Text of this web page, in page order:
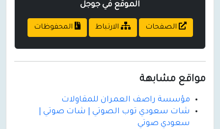
الموقع في جوجل
الصفحات الارتباط المحفوظات
مواقع مشابهة
مؤسسة راصف العمران للمقاولات
شات سعودي توب الصوتي | شات صوتي |
سعودي صوتي